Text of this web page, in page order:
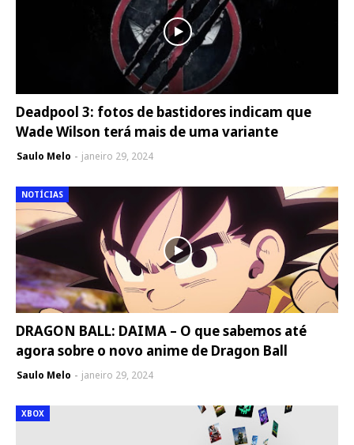
Deadpool 3: fotos de bastidores indicam que
Wade Wilson terá mais de uma variante
Saulo Melo janeiro 29, 2024
NOTÍCIAS
DRAGON BALL: DAIMA – O que sabemos até
agora sobre o novo anime de Dragon Ball
Saulo Melo janeiro 29, 2024
XBOX